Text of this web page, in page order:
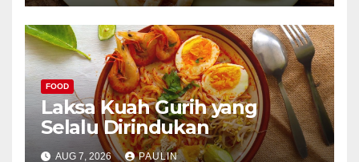
FOOD
Laksa Kuah Gurih yang
Selalu Dirindukan
AUG 7, 2026 PAULIN